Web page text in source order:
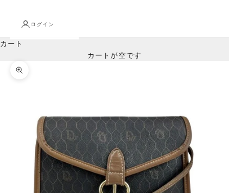
ログイン
カート
カートが空です
ズームイン